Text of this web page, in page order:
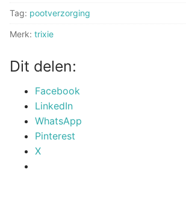
Tag: pootverzorging
Merk: trixie
Dit delen:
Facebook
LinkedIn
WhatsApp
Pinterest
X